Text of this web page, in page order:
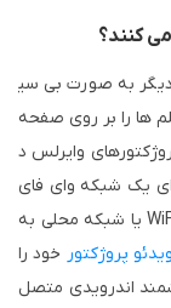
کنند؟
دیگر به صورت بی سی
ها را بر روی صفحه
وایرلس د
یک شبکه وای فای
داخلی هستند که به آنها امکان می دهد از طریق WiFi یا شبکه محلی به
ویدئو پروژکتور خود را
اندرویدی متصل